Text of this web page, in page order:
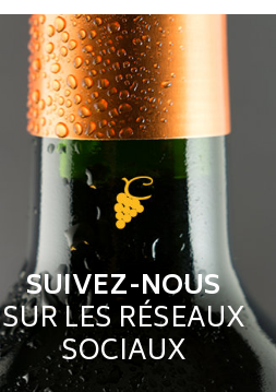
SUIVEZ-NOUS
SUR LES RÉSEAUX
SOCIAUX